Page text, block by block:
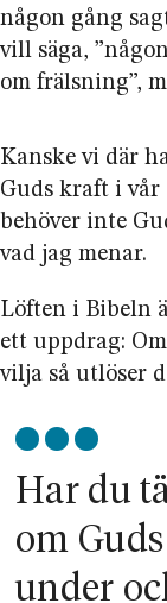
någon gång
vill säga,
om frälsning”,
Kanske vi där
Guds kraft i vår
behöver inte
vad jag menar.
Löften i Bibeln
ett uppdrag:
vilja så utlöser
Har du
om
under